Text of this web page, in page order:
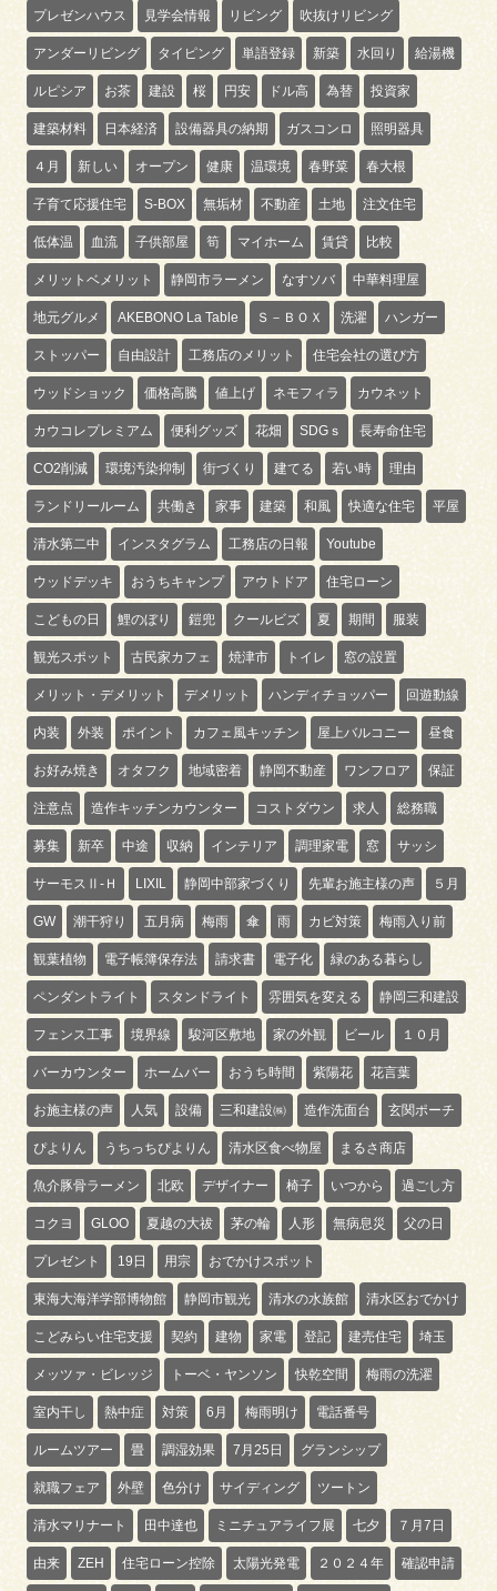
プレゼンハウス 見学会情報 リビング 吹抜けリビング
アンダーリビング タイピング 単語登録 新築 水回り 給湯機
ルピシア お茶 建設 桜 円安 ドル高 為替 投資家
建築材料 日本経済 設備器具の納期 ガスコンロ 照明器具
４月 新しい オープン 健康 温環境 春野菜 春大根
子育て応援住宅 S-BOX 無垢材 不動産 土地 注文住宅
低体温 血流 子供部屋 筍 マイホーム 賃貸 比較
メリットベメリット 静岡市ラーメン なすソバ 中華料理屋
地元グルメ AKEBONO La Table Ｓ－ＢＯＸ 洗濯 ハンガー
ストッパー 自由設計 工務店のメリット 住宅会社の選び方
ウッドショック 価格高騰 値上げ ネモフィラ カウネット
カウコレプレミアム 便利グッズ 花畑 SDGｓ 長寿命住宅
CO2削減 環境汚染抑制 街づくり 建てる 若い時 理由
ランドリールーム 共働き 家事 建築 和風 快適な住宅 平屋
清水第二中 インスタグラム 工務店の日報 Youtube
ウッドデッキ おうちキャンプ アウトドア 住宅ローン
こどもの日 鯉のぼり 鎧兜 クールビズ 夏 期間 服装
観光スポット 古民家カフェ 焼津市 トイレ 窓の設置
メリット・デメリット デメリット ハンディチョッパー 回遊動線
内装 外装 ポイント カフェ風キッチン 屋上バルコニー 昼食
お好み焼き オタフク 地域密着 静岡不動産 ワンフロア 保証
注意点 造作キッチンカウンター コストダウン 求人 総務職
募集 新卒 中途 収納 インテリア 調理家電 窓 サッシ
サーモスⅡ-Ｈ LIXIL 静岡中部家づくり 先輩お施主様の声 ５月
GW 潮干狩り 五月病 梅雨 傘 雨 カビ対策 梅雨入り前
観葉植物 電子帳簿保存法 請求書 電子化 緑のある暮らし
ペンダントライト スタンドライト 雰囲気を変える 静岡三和建設
フェンス工事 境界線 駿河区敷地 家の外観 ビール １０月
バーカウンター ホームバー おうち時間 紫陽花 花言葉
お施主様の声 人気 設備 三和建設㈱ 造作洗面台 玄関ポーチ
ぴよりん うちっちぴよりん 清水区食べ物屋 まるさ商店
魚介豚骨ラーメン 北欧 デザイナー 椅子 いつから 過ごし方
コクヨ GLOO 夏越の大祓 茅の輪 人形 無病息災 父の日
プレゼント 19日 用宗 おでかけスポット
東海大海洋学部博物館 静岡市観光 清水の水族館 清水区おでかけ
こどみらい住宅支援 契約 建物 家電 登記 建売住宅 埼玉
メッツァ・ビレッジ トーベ・ヤンソン 快乾空間 梅雨の洗濯
室内干し 熱中症 対策 6月 梅雨明け 電話番号
ルームツアー 畳 調湿効果 7月25日 グランシップ
就職フェア 外壁 色分け サイディング ツートン
清水マリナート 田中達也 ミニチュアライフ展 七夕 ７月7日
由来 ZEH 住宅ローン控除 太陽光発電 ２０２４年 確認申請